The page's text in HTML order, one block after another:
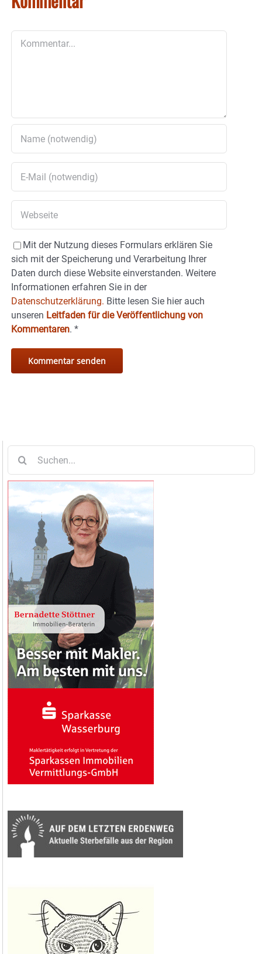
Mit der Nutzung dieses Formulars erklären Sie
sich mit der Speicherung und Verarbeitung Ihrer
Daten durch diese Website einverstanden. Weitere
Informationen erfahren Sie in der
Datenschutzerklärung. Bitte lesen Sie hier auch
unseren Leitfaden für die Veröffentlichung von
Kommentaren. *
nach: